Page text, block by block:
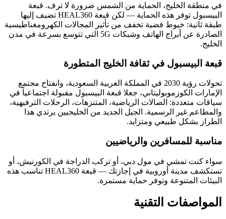
في منطقة الخليج، الحماية من الشمس ضرورة لا ترف. قبعة
البيسبول توفر هذه الحماية — لكن قبعة HEAL360 تضيف إليها
طبقة ثانية: خيوط فضية تخفف من تأثير المجالات الكهرومغناطيسية
الصادرة عن أبراج الهاتف وشبكات 5G التي تتوسع بسرعة في مدن
الخليج.
قبعة البيسبول في ثقافة الخليج المتطورة
تحولات رؤية 2030 في المملكة العربية السعودية، وانفتاح مجتمع
الإمارات الكوزموبوليتاني، جعلا قبعة البيسبول مقبولة اجتماعياً في
سياقات متعددة: الصالات الرياضية، المتنزهات، الرحلات الترفيهية،
والمطاعم غير الرسمية. الجيل الجديد من الخليجيين يرتدي هذا
الطراز بشكل طبيعي ومتزايد.
مناسبة للمسافرين والرياضيين
سواء كنت تمشي في مول دبي، أو تركب الدراجة في الكورنيش، أو
تستكشف مدينة أوروبية في إجازتك — قبعة HEAL360 تناسب هذه
البيئات المتنوعة وتوفر حماية مستمرة.
المواصفات التقنية